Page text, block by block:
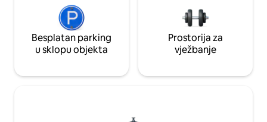
Besplatan parking
u sklopu objekta
Prostorija za
vježbanje